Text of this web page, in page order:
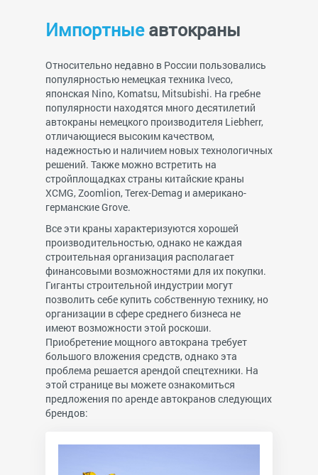
Импортныеавтокраны
Относительно недавно в России пользовались
популярностью немецкая техника Iveco,
японская Nino, Komatsu, Mitsubishi. На гребне
популярности находятся много десятилетий
автокраны немецкого производителя Liebherr,
отличающиеся высоким качеством,
надежностью и наличием новых технологичных
решений. Также можно встретить на
стройплощадках страны китайские краны
XCMG, Zoomlion, Terex-Demag и американо-
германские Grove.
Все эти краны характеризуются хорошей
производительностью, однако не каждая
строительная организация располагает
финансовыми возможностями для их покупки.
Гиганты строительной индустрии могут
позволить себе купить собственную технику, но
организации в сфере среднего бизнеса не
имеют возможности этой роскоши.
Приобретение мощного автокрана требует
большого вложения средств, однако эта
проблема решается арендой спецтехники. На
этой странице вы можете ознакомиться
предложения по аренде автокранов следующих
брендов: